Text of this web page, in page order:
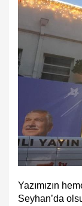
Yazımızın
Seyhan’da